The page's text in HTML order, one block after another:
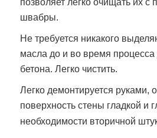
швабры.
Не требуется никакого
масла до и во время
бетона. Легко чистить.
Легко демонтируется руками,
поверхность стены гладкой и
необходимости вторичной